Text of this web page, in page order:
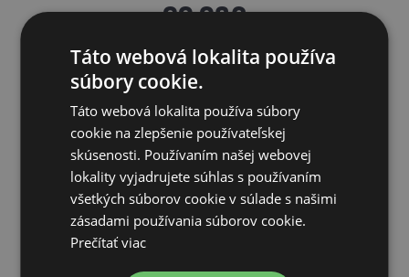
60,03€
DO TÝŽDŇA
Táto webová lokalita používa
súbory cookie.
Táto webová lokalita používa súbory
cookie na zlepšenie používateľskej
skúsenosti. Používaním našej webovej
lokality vyjadrujete súhlas s používaním
všetkých súborov cookie v súlade s našimi
zásadami používania súborov cookie.
Prečítať viac